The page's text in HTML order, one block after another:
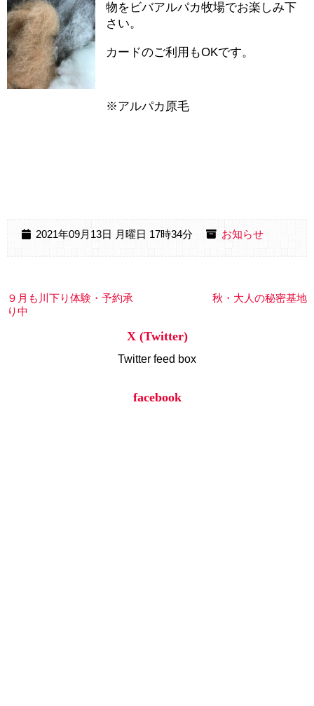
物をビバアルパカ牧場でお楽しみ下
さい。
カードのご利用もOKです。
※アルパカ原毛
2021年09月13日 月曜日 17時34分 お知らせ
９月も川下り体験・予約承
り中
秋・大人の秘密基地
X (Twitter)
Twitter feed box
facebook